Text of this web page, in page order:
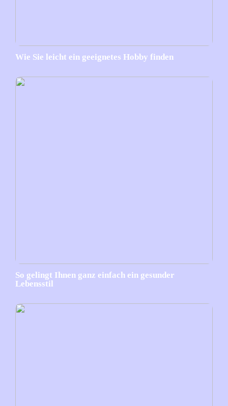
Wie Sie leicht ein geeignetes Hobby finden
So gelingt Ihnen ganz einfach ein gesunder
Lebensstil